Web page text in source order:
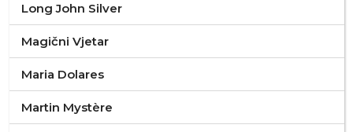
Long John Silver
Magični Vjetar
Maria Dolares
Martin Mystère